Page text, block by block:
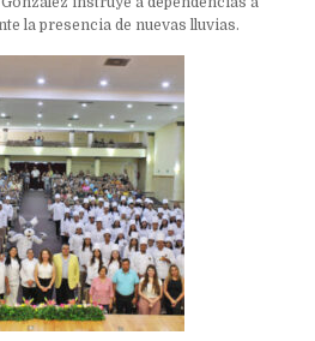
la presencia de nuevas lluvias.